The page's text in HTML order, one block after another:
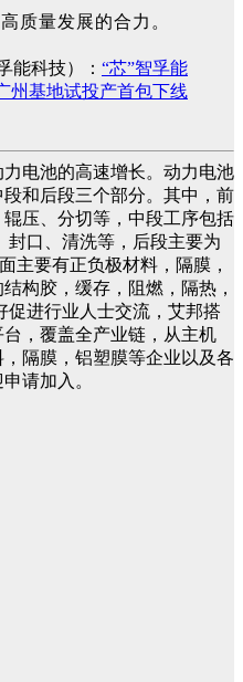
质量发展的合力。
能科技）： “芯”智孚能
基地试投产首包下线
电池的高速增长。动力电池
和后段三个部分。其中，前
压、分切等，中段工序包括
封口、清洗等，后段主要为
主要有正负极材料，隔膜，
构胶，缓存，阻燃，隔热，
促进行业人士交流，艾邦搭
，覆盖全产业链，从主机
隔膜，铝塑膜等企业以及各
请加入。